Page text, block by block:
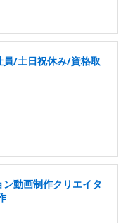
員/土日祝休み/資格取
ン動画制作クリエイタ